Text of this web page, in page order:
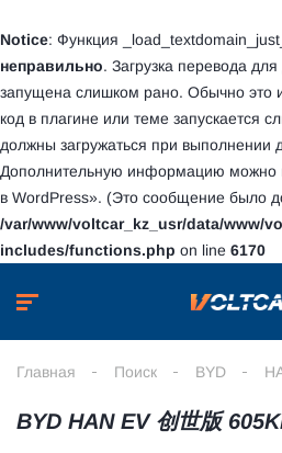
Notice: Функция
неправильно. Загрузка перевода
запущена слишком рано. Обычно это
код в плагине или теме запускается
должны загружаться при выполнении
Дополнительную информацию можно
в WordPress». (Это сообщение было
/var/www/voltcar_kz_usr/data/www/
includes/functions.php on line 6170
Главная Поиск BYD
BYD HAN EV 创世版